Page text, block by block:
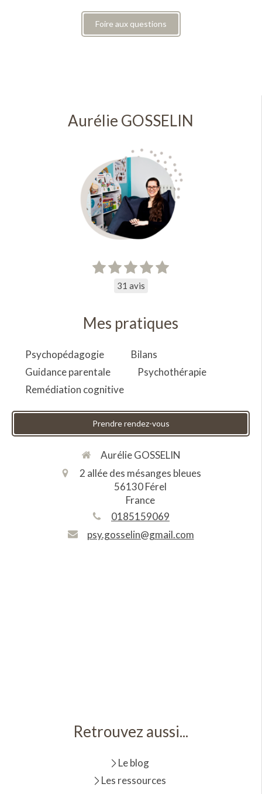
Foire aux questions
Aurélie GOSSELIN
31 avis
Mes pratiques
Psychopédagogie
Bilans
Guidance parentale
Psychothérapie
Remédiation cognitive
Prendre rendez-vous
Aurélie GOSSELIN
2 allée des mésanges bleues
56130Férel
France
0185159069
psy.gosselin@gmail.com
Retrouvez aussi...
Le blog
Les ressources